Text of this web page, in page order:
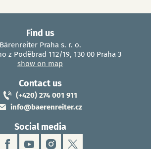
Find us
Bärenreiter Praha s. r. o.
z Poděbrad 112/19, 130 00 Praha 3
show on map
Contact us
(+420) 274 001 911
info@baerenreiter.cz
Social media